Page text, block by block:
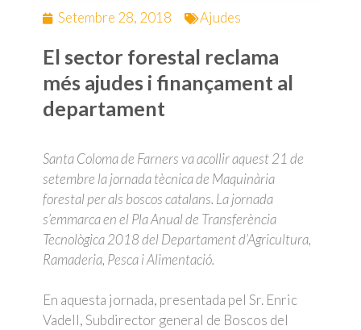
Setembre 28, 2018 Ajudes
El sector forestal reclama
més ajudes i finançament al
departament
Santa Coloma de Farners va acollir aquest 21 de
setembre la jornada tècnica de Maquinària
forestal per als boscos catalans. La jornada
s’emmarca en el Pla Anual de Transferència
Tecnològica 2018 del Departament d’Agricultura,
Ramaderia, Pesca i Alimentació.
En aquesta jornada, presentada pel Sr. Enric
Vadell, Subdirector general de Boscos del